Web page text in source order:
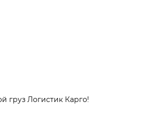
груз Логистик Карго!